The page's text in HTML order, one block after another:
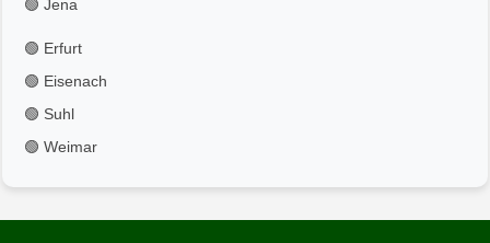
🟢 Jena
🟢 Erfurt
🟢 Eisenach
🟢 Suhl
🟢 Weimar